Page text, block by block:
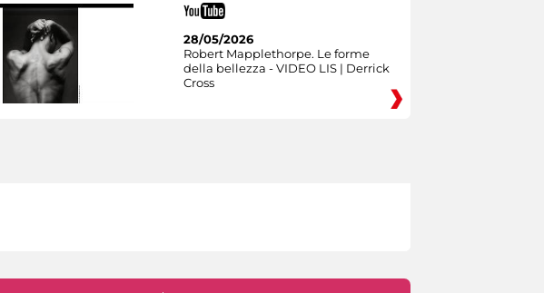
28/05/2026
Robert Mapplethorpe. Le forme
della bellezza - VIDEO LIS | Derrick
Cross